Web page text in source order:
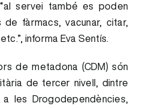
servei també es poden
fàrmacs, vacunar, citar,
informa Eva Sentís.
de metadona (CDM) són
de tercer nivell, dintre
les Drogodependències,